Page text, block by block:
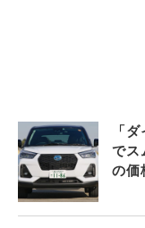
「
でス
の価